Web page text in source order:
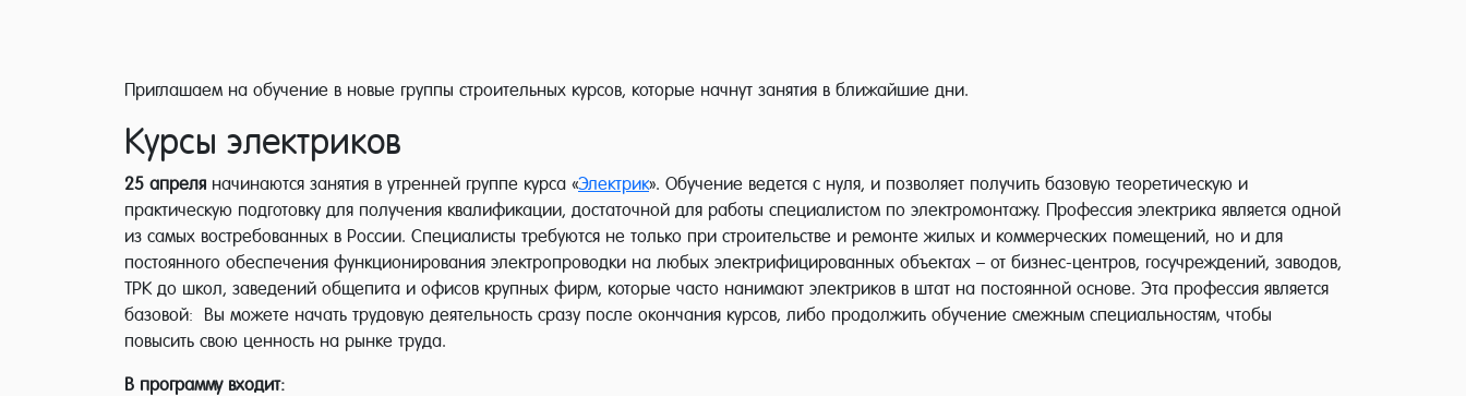
Приглашаем на обучение в новые группы строительных курсов, которые начнут занятия в ближайшие дни.
Курсы электриков
25 апреля начинаются занятия в утренней группе курса «Электрик». Обучение ведется с нуля, и позволяет получить базовую теоретическую и
практическую подготовку для получения квалификации, достаточной для работы специалистом по электромонтажу. Профессия электрика является одной
из самых востребованных в России. Специалисты требуются не только при строительстве и ремонте жилых и коммерческих помещений, но и для
постоянного обеспечения функционирования электропроводки на любых электрифицированных объектах – от бизнес-центров, госучреждений, заводов,
ТРК до школ, заведений общепита и офисов крупных фирм, которые часто нанимают электриков в штат на постоянной основе. Эта профессия является
базовой: Вы можете начать трудовую деятельность сразу после окончания курсов, либо продолжить обучение смежным специальностям, чтобы
повысить свою ценность на рынке труда.
В программу входит: